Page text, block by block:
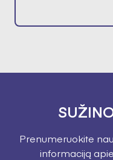
Prenumeruokite
informaciją